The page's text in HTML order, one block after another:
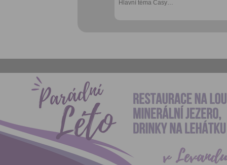
Hlavní téma Časy…